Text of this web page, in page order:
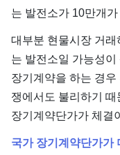
는 발전소가 10만개
대부분 현물시장 거
는 발전소일 가능성
장기계약을 하는 경
쟁에서도 불리하기
장기계약단가가 체결
국가 장기계약단가가